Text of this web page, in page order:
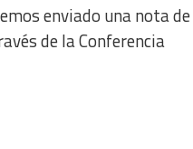
enviado una nota de
de la Conferencia